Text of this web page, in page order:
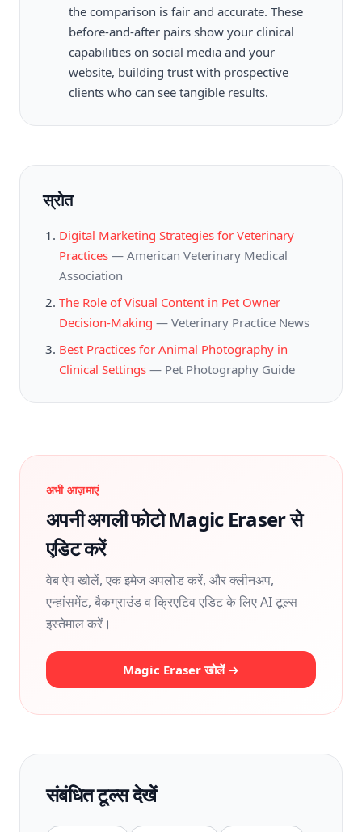
the comparison is fair and accurate. These
before-and-after pairs show your clinical
capabilities on social media and your
website, building trust with prospective
clients who can see tangible results.
स्रोत
Digital Marketing Strategies for Veterinary
Practices — American Veterinary Medical
Association
The Role of Visual Content in Pet Owner
Decision-Making — Veterinary Practice News
Best Practices for Animal Photography in
Clinical Settings — Pet Photography Guide
अभी आज़माएं
अपनी अगली फोटो Magic Eraser से
एडिट करें
वेब ऐप खोलें, एक इमेज अपलोड करें, और क्लीनअप,
एन्हांसमेंट, बैकग्राउंड व क्रिएटिव एडिट के लिए AI टूल्स
इस्तेमाल करें।
Magic Eraser खोलें →
संबंधित टूल्स देखें